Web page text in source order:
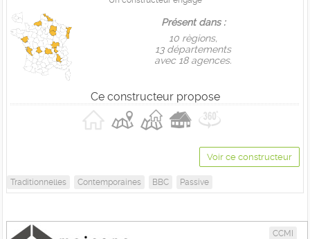
Présent dans :
10 règions,
13 départements
avec 18 agences.
Ce constructeur propose
Voir ce constructeur
Traditionnelles Contemporaines BBC Passive
CCMI